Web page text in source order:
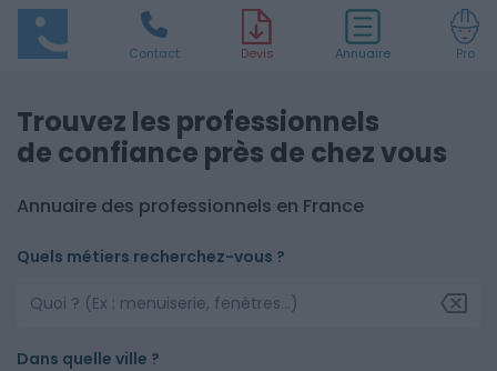
Contact Devis Annuaire Pro
Trouvez les professionnels
de confiance près de chez vous
Annuaire des professionnels en France
Quels métiers recherchez-vous ?
Dans quelle ville ?